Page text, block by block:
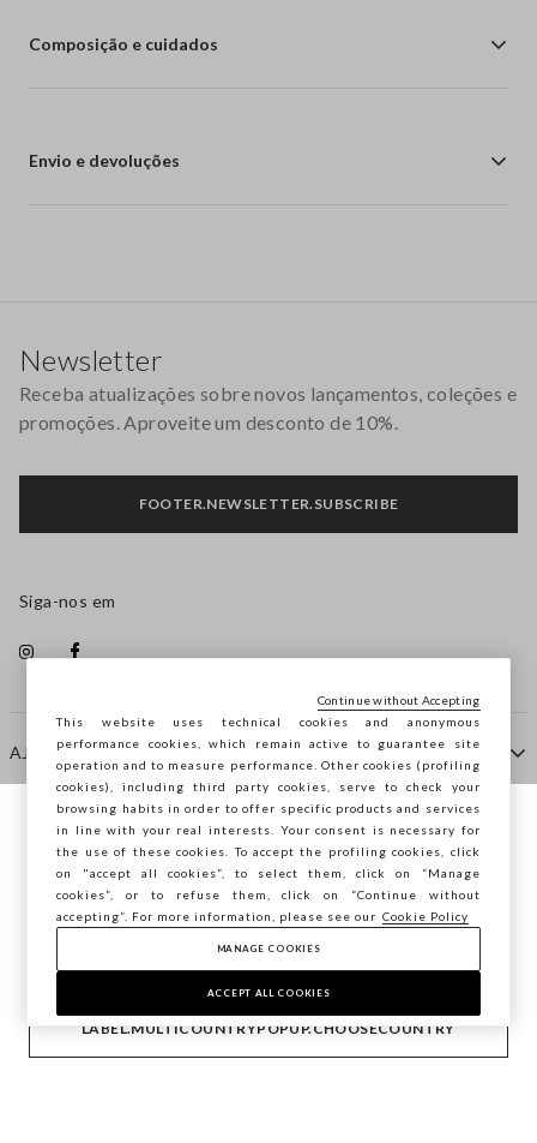
Composição e cuidados
Envio e devoluções
AJUDA
EMPRESA
CONTACTE-NOS
Newsletter
Receba atualizações sobre novos lançamentos, coleções e
promoções. Aproveite um desconto de 10%.
FOOTER.NEWSLETTER.SUBSCRIBE
Siga-nos em
Copyright © Ovs S.p.A. -
Está a navegar na STEFANEL Portugal,
deseja guardar a sua localização?
CONFIRMAR
LABEL.MULTICOUNTRYPOPUP.CHOOSECOUNTRY
footer.item.country Portugal
This website uses technical cookies and anonymous
performance cookies, which remain active to guarantee site
operation and to measure performance. Other cookies (profiling
cookies), including third party cookies, serve to check your
browsing habits in order to offer specific products and services
in line with your real interests. Your consent is necessary for
the use of these cookies. To accept the profiling cookies, click
on "accept all cookies”, to select them, click on “Manage
cookies”, or to refuse them, click on “Continue without
accepting”. For more information, please see our Cookie Policy
MANAGE COOKIES
ACCEPT ALL COOKIES
Continue without Accepting